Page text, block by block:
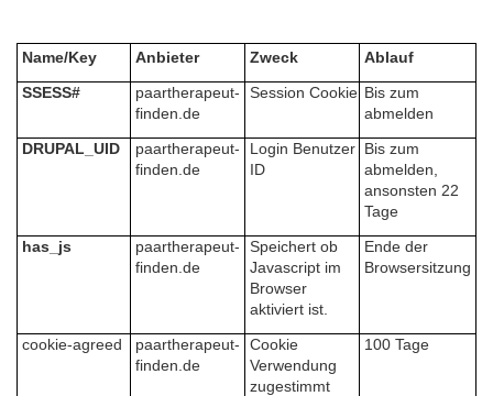
Name/Key Anbieter Zweck
Ablauf
SSESS#
paartherapeut-
finden.de
Session Cookie Bis zum
abmelden
DRUPAL_UID
paartherapeut-
finden.de
Login Benutzer
ID
Bis zum
abmelden,
ansonsten 22
Tage
has_js
paartherapeut-
finden.de
Speichert ob
Javascript im
Browser
aktiviert ist.
Endeder
Browsersitzung
cookie-agreed
paartherapeut-
finden.de
Cookie
Verwendung
zugestimmt
100 Tage